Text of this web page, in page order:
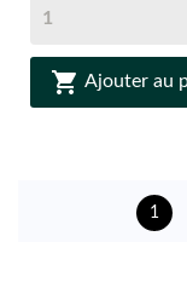
 Ajouter au
1